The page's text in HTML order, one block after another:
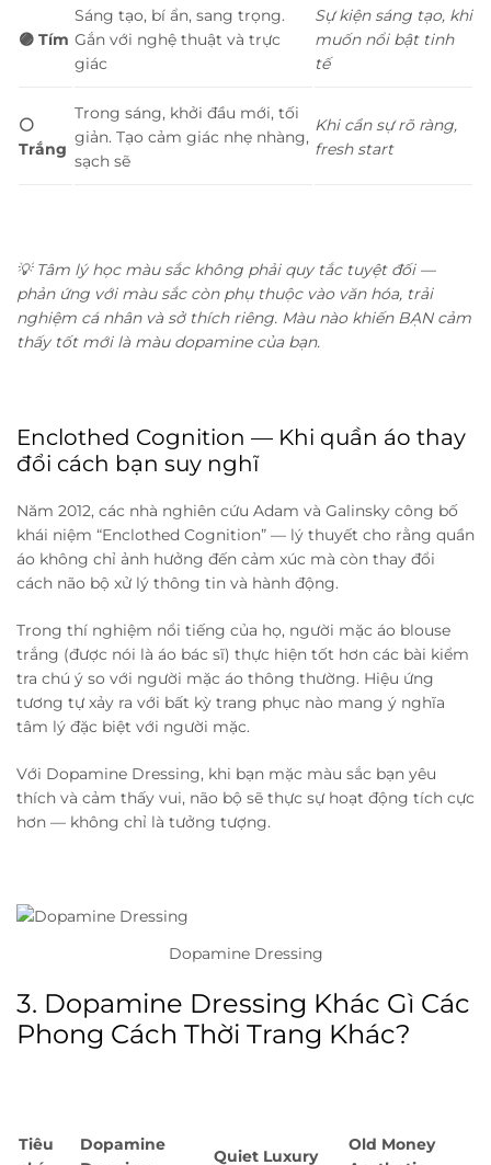
🟣 Tím
Sáng tạo, bí ẩn, sang trọng.
Gắn với nghệ thuật và trực
giác
Sự kiện sáng tạo, khi
muốn nổi bật tinh
tế
⚪
Trắng
Trong sáng, khởi đầu mới, tối
giản. Tạo cảm giác nhẹ nhàng,
sạch sẽ
Khi cần sự rõ ràng,
fresh start
💡 Tâm lý học màu sắc không phải quy tắc tuyệt đối —
phản ứng với màu sắc còn phụ thuộc vào văn hóa, trải
nghiệm cá nhân và sở thích riêng. Màu nào khiến BẠN cảm
thấy tốt mới là màu dopamine của bạn.
Enclothed Cognition — Khi quần áo thay
đổi cách bạn suy nghĩ
Năm 2012, các nhà nghiên cứu Adam và Galinsky công bố
khái niệm “Enclothed Cognition” — lý thuyết cho rằng quần
áo không chỉ ảnh hưởng đến cảm xúc mà còn thay đổi
cách não bộ xử lý thông tin và hành động.
Trong thí nghiệm nổi tiếng của họ, người mặc áo blouse
trắng (được nói là áo bác sĩ) thực hiện tốt hơn các bài kiểm
tra chú ý so với người mặc áo thông thường. Hiệu ứng
tương tự xảy ra với bất kỳ trang phục nào mang ý nghĩa
tâm lý đặc biệt với người mặc.
Với Dopamine Dressing, khi bạn mặc màu sắc bạn yêu
thích và cảm thấy vui, não bộ sẽ thực sự hoạt động tích cực
hơn — không chỉ là tưởng tượng.
Dopamine Dressing
3. Dopamine Dressing Khác Gì Các
Phong Cách Thời Trang Khác?
Tiêu
Dopamine
Quiet Luxury
Old Money